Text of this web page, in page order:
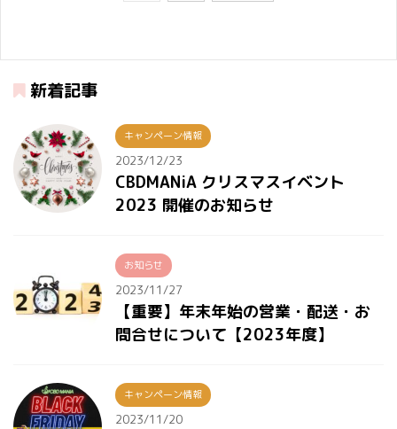
Shea brandのCBDバーム
ご紹介です↓ Shea Bra ...
敵な衝撃を受けたので
きました。 理由は、CBD
知らない人に一番勧めや
すい★ しかも、この
HEMP Baby の CBD グミ
はお勧めポイントも盛り
いて紹介します！！ 是
非、最後まで読んでくだ
さいね♪ では、 HEMP B
ます。 本記事でジェルワ
れているのがフルスペク
トラム製品。 そしてフル
スペクトラム製品と言え
には定評があり、その人
気と信頼性は抜群です。
では、PharmaHemp のジ
新着記事
キャンペーン情報
2023/12/23
CBDMANiA クリスマスイベント
2023 開催のお知らせ
お知らせ
2023/11/27
【重要】年末年始の営業・配送・お
問合せについて【2023年度】
キャンペーン情報
2023/11/20